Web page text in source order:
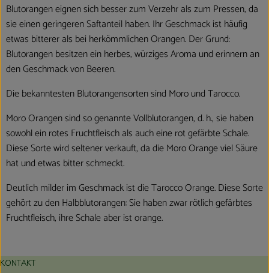
Blutorangen eignen sich besser zum Verzehr als zum Pressen, da
sie einen geringeren Saftanteil haben. Ihr Geschmack ist häufig
etwas bitterer als bei herkömmlichen Orangen. Der Grund:
Blutorangen besitzen ein herbes, würziges Aroma und erinnern an
den Geschmack von Beeren.
Die bekanntesten Blutorangensorten sind Moro und Tarocco.
Moro Orangen sind so genannte Vollblutorangen, d. h., sie haben
sowohl ein rotes Fruchtfleisch als auch eine rot gefärbte Schale.
Diese Sorte wird seltener verkauft, da die Moro Orange viel Säure
hat und etwas bitter schmeckt.
Deutlich milder im Geschmack ist die Tarocco Orange. Diese Sorte
gehört zu den Halbblutorangen: Sie haben zwar rötlich gefärbtes
Fruchtfleisch, ihre Schale aber ist orange.
KONTAKT